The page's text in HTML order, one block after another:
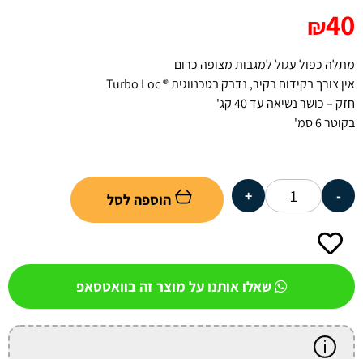
₪40
מתלה כפול עגול למגבות מצופה כרום
אין צורך בקידוח בקיר, נדבק בטכנווגית ® Turbo Loc
חזק – כושר נשיאה עד 40 קג'
בקוטר 6 סמ'
הוספה לסל
שאלו אותנו על מוצר זה בוואטסאפ